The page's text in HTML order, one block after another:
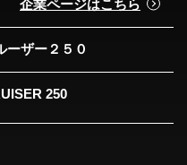
企業ページはこちら
ーザー２５０
250